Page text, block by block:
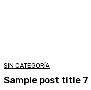
SIN CATEGORÍA
Sample post title 7